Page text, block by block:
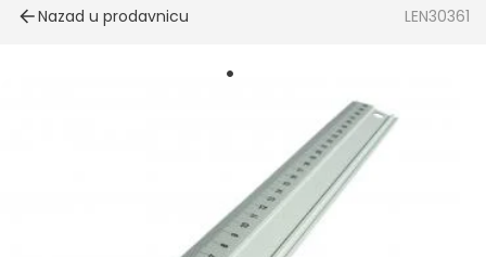
Nazad u prodavnicu LEN30361